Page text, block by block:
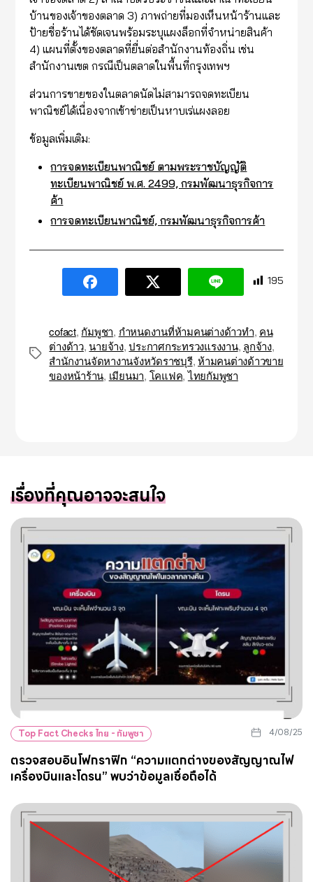
บ้านของเจ้าของตลาด 3) ภาพถ่ายที่มองเห็นหน้าร้านและ
ป้ายชื่อร้านได้ชัดเจนพร้อมระบุแผงล็อกที่จำหน่ายสินค้า
4) แผนที่ตั้งของตลาดที่ยื่นต่อสำนักงานท้องถิ่น เช่น
สำนักงานเขต กรณีเป็นตลาดในพื้นที่กรุงเทพฯ
ส่วนการขายของในตลาดนัดไม่สามารถจดทะเบียน
พาณิชย์ได้เนื่องจากเข้าข่ายเป็นหาบเร่แผงลอย
ข้อมูลเพิ่มเติม:
การจดทะเบียนพาณิชย์ ตามพระราชบัญญัติ
ทะเบียนพาณิชย์ พ.ศ. 2499, กรมพัฒนาธุรกิจการ
ค้า
การจดทะเบียนพาณิชย์, กรมพัฒนาธุรกิจการค้า
195
Tags
cofact, กัมพูชา, กำหนดงานที่ห้ามคนต่างด้าวทำ, คน
ต่างด้าว,นายจ้าง,ประกาศกระทรวงแรงงาน, ลูกจ้าง,
สำนักงานจัดหางานจังหวัดราชบุรี,ห้ามคนต่างด้าวขาย
ของหน้าร้าน, เมียนมา, โคแฟค,ไทยกัมพูชา
เรื่องที่คุณอาจจะสนใจ
Top Fact Checks ไทย - กัมพูชา 4/08/25
ตรวจสอบอินโฟกราฟิก “ความแตกต่างของสัญญาณไฟ
เครื่องบินและโดรน” พบว่าข้อมูลเชื่อถือได้